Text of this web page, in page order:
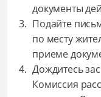
документы
Подайте
по месту
приеме
Дождитесь
Комиссия